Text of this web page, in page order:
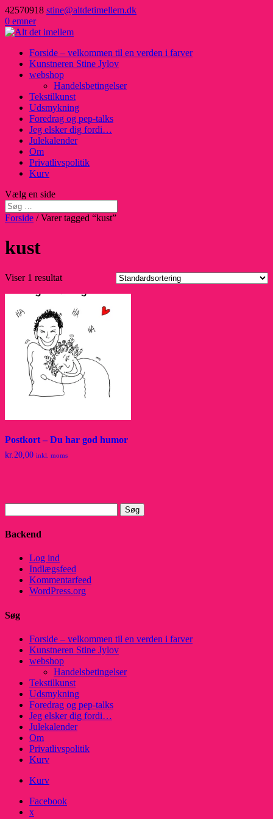
42570918 stine@altdetimellem.dk
0 emner
Forside – velkommen til en verden i farver
Kunstneren Stine Jylov
webshop
Handelsbetingelser
Tekstilkunst
Udsmykning
Foredrag og pep-talks
Jeg elsker dig fordi…
Julekalender
Om
Privatlivspolitik
Kurv
Vælg en side
Forside / Varer tagged “kust”
kust
Viser 1 resultat
Postkort – Du har god humor
kr.20,00 inkl. moms
efter:
Backend
Log ind
Indlægsfeed
Kommentarfeed
WordPress.org
Søg
Forside – velkommen til en verden i farver
Kunstneren Stine Jylov
webshop
Handelsbetingelser
Tekstilkunst
Udsmykning
Foredrag og pep-talks
Jeg elsker dig fordi…
Julekalender
Om
Privatlivspolitik
Kurv
Kurv
Facebook
x